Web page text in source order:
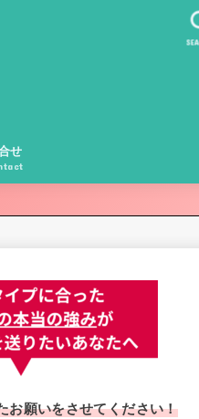
せ
お願いをさせてください！